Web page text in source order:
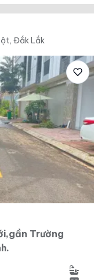
Đắk Lắk
Trường